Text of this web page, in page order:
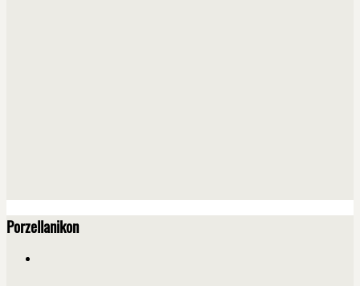
Porzellanikon